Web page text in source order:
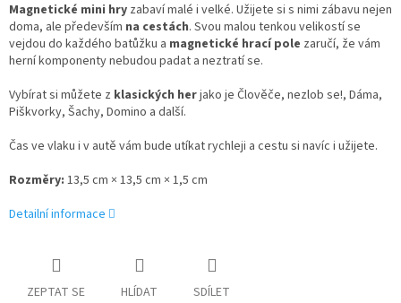
Magnetické mini hry zabaví malé i velké. Užijete si s nimi zábavu nejen
doma, ale především na cestách. Svou malou tenkou velikostí se
vejdou do každého batůžku a magnetické hrací pole zaručí, že vám
herní komponenty nebudou padat a neztratí se.
Vybírat si můžete z klasických herjako je Člověče, nezlob se!, Dáma,
Piškvorky, Šachy, Domino a další.
Čas ve vlaku i v autě vám bude utíkat rychleji a cestu si navíc i užijete.
Rozměry: 13,5 cm × 13,5 cm × 1,5 cm
Detailní informace
ZEPTAT SE HLÍDAT SDÍLET